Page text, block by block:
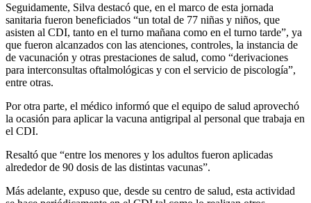
Seguidamente, Silva destacó que, en el marco de esta jornada
sanitaria fueron beneficiados “un total de 77 niñas y niños, que
asisten al CDI, tanto en el turno mañana como en el turno tarde”, ya
que fueron alcanzados con las atenciones, controles, la instancia de
de vacunación y otras prestaciones de salud, como “derivaciones
para interconsultas oftalmológicas y con el servicio de piscología”,
entre otras.
Por otra parte, el médico informó que el equipo de salud aprovechó
la ocasión para aplicar la vacuna antigripal al personal que trabaja en
el CDI.
Resaltó que “entre los menores y los adultos fueron aplicadas
alrededor de 90 dosis de las distintas vacunas”.
Más adelante, expuso que, desde su centro de salud, esta actividad